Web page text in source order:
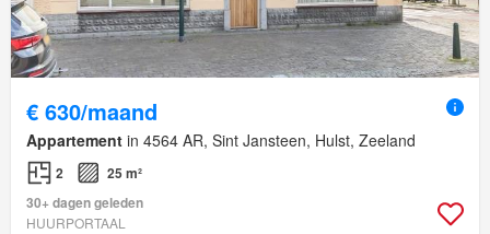
€ 630/maand
Appartement in 4564 AR, Sint Jansteen, Hulst, Zeeland
2
25 m²
30+ dagen geleden
HUURPORTAAL